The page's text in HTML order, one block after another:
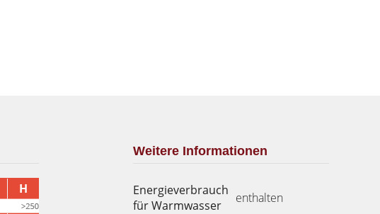
Weitere Informationen
Energieverbrauch
für Warmwasser
enthalten